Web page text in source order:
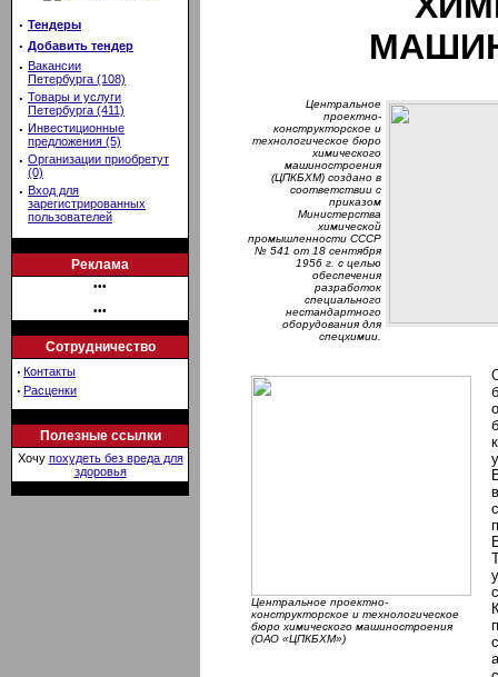
· Тендеры
· Добавить тендер
· Вакансии
Петербурга (108)
· Товары и услуги
Петербурга (411)
· Инвестиционные
предложения (5)
· Организации приобретут
(0)
· Вход для
зарегистрированных
пользователей
Реклама
•••
•••
Сотрудничество
· Контакты
· Расценки
Полезные ссылки
Хочу похудеть без вреда для
здоровья
Центральное
проектно-
конструкторское и
технологическое бюро
химического
машиностроения
(ЦПКБХМ) создано в
соответствии с
приказом
Министерства
химической
промышленности СССР
№ 541 от 18 сентября
1956 г. с целью
обеспечения
разработок
специального
нестандартного
оборудования для
спецхимии.
Центральное проектно-
конструкторское и технологическое
бюро химического машиностроения
(ОАО «ЦПКБХМ»)